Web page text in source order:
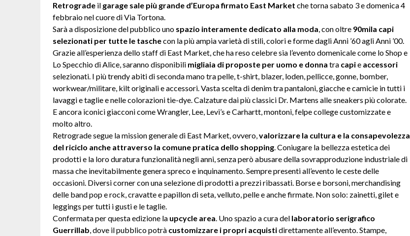
Retrograde il garage sale più grande d’Europa firmato East Market che torna sabato 3 e domenica 4
febbraio nel cuore di Via Tortona.
Sarà a disposizione del pubblico uno spazio interamente dedicato alla moda, con oltre 90mila capi
selezionati per tutte le taschecon la più ampia varietà di stili, colori e forme dagli Anni ’60 agli Anni ’00.
Grazie all’esperienza dello staff di East Market, che ha reso celebre sia l’evento domenicale come lo Shop e
Lo Specchio di Alice, saranno disponibili migliaia di proposte per uomo e donna tra capie accessori
selezionati. I più trendy abiti di seconda mano tra pelle, t-shirt, blazer, loden, pellicce, gonne, bomber,
workwear/militare, kilt originali e accessori. Vasta scelta di denim tra pantaloni, giacche e camicie in tutti i
lavaggi e taglie e nelle colorazioni tie-dye. Calzature dai più classici Dr. Martens alle sneakers più colorate.
E ancora iconici giacconi come Wrangler, Lee, Levi’s e Carhartt, montoni, felpe college customizzate e
molto altro.
Retrograde segue la mission generale di East Market, ovvero,valorizzare la cultura e la consapevolezza
del riciclo anche attraverso la comune pratica dello shopping. Coniugare la bellezza estetica dei
prodotti e la loro duratura funzionalità negli anni, senza però abusare della sovrapproduzione industriale di
massa che inevitabilmente genera spreco e inquinamento. Sempre presenti all’evento le ceste delle
occasioni. Diversi corner con una selezione di prodotti a prezzi ribassati. Borse e borsoni, merchandising
delle band pop e rock, cravatte e papillon di seta, velluto, pelle e anche firmate. Non solo: zainetti, gilet e
leggings per tutti i gusti e le taglie.
Confermata per questa edizione la upcycle area. Uno spazio a cura del laboratorio serigrafico
Guerrillab, dove il pubblico potrà customizzare i propri acquistidirettamente all’evento. Stampe,